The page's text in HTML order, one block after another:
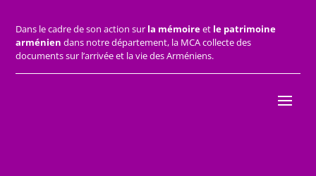
Dans le cadre de son action sur la mémoireet le patrimoine
arménien dans notre département, la MCA collecte des
documents sur l’arrivée et la vie des Arméniens.